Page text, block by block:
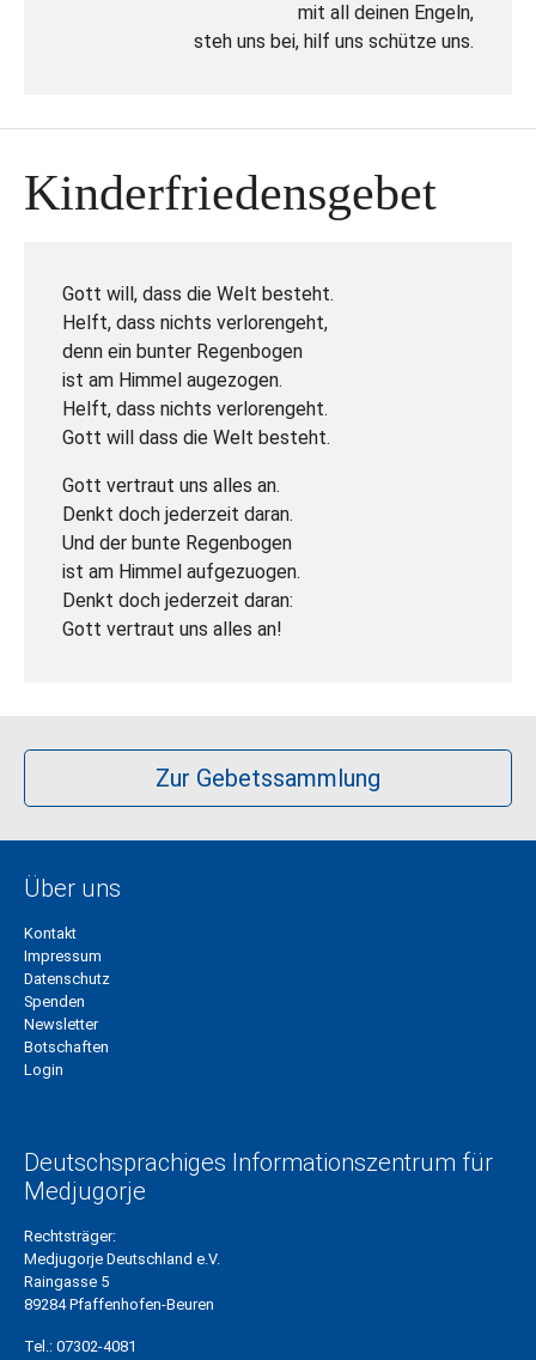
mit all deinen Engeln,
steh uns bei, hilf uns schütze uns.
Kinderfriedensgebet
Gott will, dass die Welt besteht.
Helft, dass nichts verlorengeht,
denn ein bunter Regenbogen
ist am Himmel augezogen.
Helft, dass nichts verlorengeht.
Gott will dass die Welt besteht.
Gott vertraut uns alles an.
Denkt doch jederzeit daran.
Und der bunte Regenbogen
ist am Himmel aufgezuogen.
Denkt doch jederzeit daran:
Gott vertraut uns alles an!
Zur Gebetssammlung
Über uns
Kontakt
Impressum
Datenschutz
Spenden
Newsletter
Botschaften
Login
Deutschsprachiges Informationszentrum für
Medjugorje
Rechtsträger:
Medjugorje Deutschland e.V.
Raingasse 5
89284 Pfaffenhofen-Beuren
Tel.: 07302-4081